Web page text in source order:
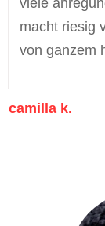
viele
macht riesig
von ganzem
camilla k.